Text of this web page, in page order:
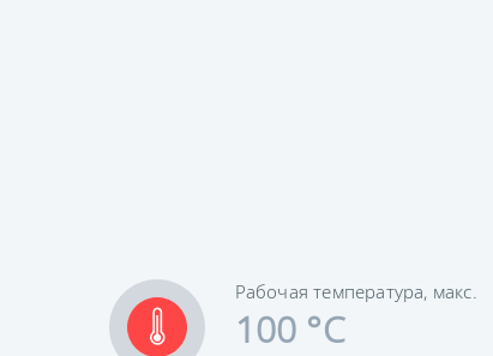
Рабочая температура, макс.
100 °C